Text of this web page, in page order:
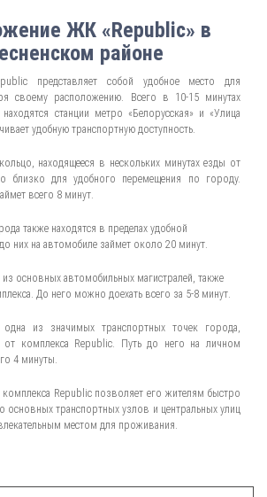
ЖК «Republic» в
районе
представляет собой удобное место для
своему расположению. Всего в 10-15 минутах
станции метро «Белорусская» и «Улица
удобную транспортную доступность.
находящееся в нескольких минутах езды от
близко для удобного перемещения по городу.
всего 8 минут.
также находятся в пределах удобной
них на автомобиле займет около 20 минут.
основных автомобильных магистралей, также
До него можно доехать всего за 5-8 минут.
одна из значимых транспортных точек города,
от комплекса Republic. Путь до него на личном
4 минуты.
Republic позволяет его жителям быстро
основных транспортных узлов и центральных улиц
местом для проживания.